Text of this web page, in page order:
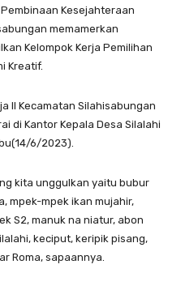
Kesejahteraan
memamerkan
Kelompok Kerja Pemilihan
Kreatif.
II Kecamatan Silahisabungan
di Kantor Kepala Desa Silalahi
6/2023).
kita unggulkan yaitu bubur
mpek-mpek ikan mujahir,
S2, manuk na niatur, abon
keciput, keripik pisang,
Roma, sapaannya.